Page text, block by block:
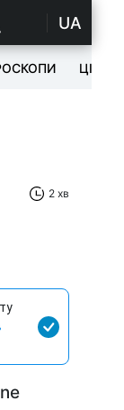
UA
ЦІКАВЕ
2 хв